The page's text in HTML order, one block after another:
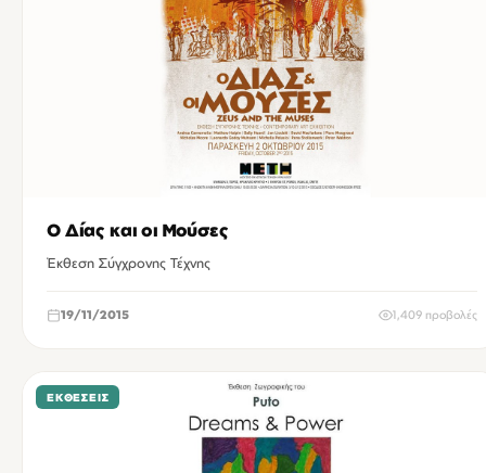
Ο Δίας και οι Μούσες
Έκθεση Σύγχρονης Τέχνης
19/11/2015 1,409 προβολές
ΕΚΘΈΣΕΙΣ